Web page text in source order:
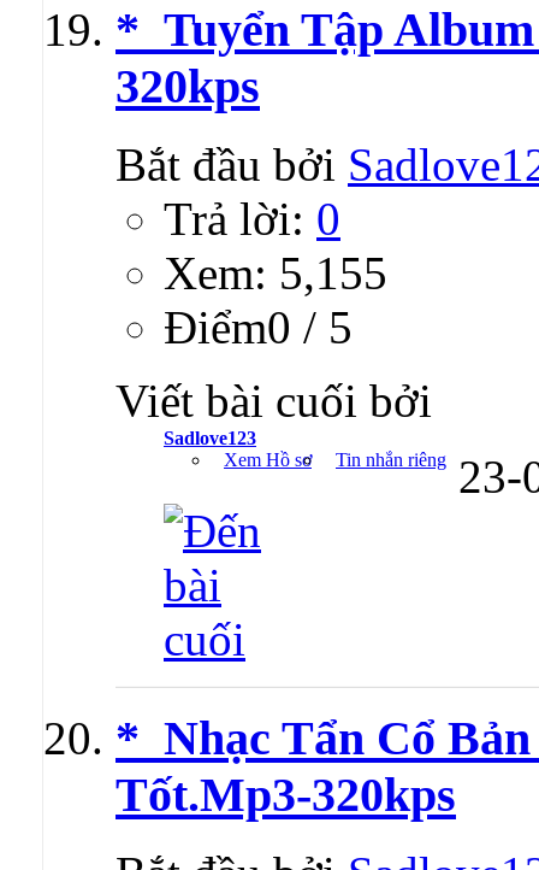
*_Tuyển Tập
320kps
Bắt đầu bởi
Trả lời: 0
Xem: 5,155
Ðiểm0 / 5
Viết bài cuối bởi
Sadlove123
Xem Hồ sơ
Tin nhắn riêng 23-
*_Nhạc Tẩn Cổ
Tốt.Mp3-320kps